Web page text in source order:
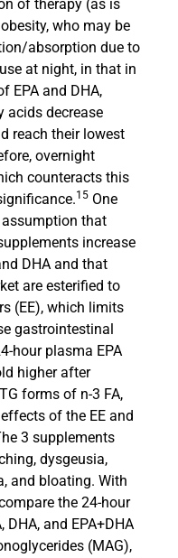
of therapy (as is
who may be
absorption due to
at night, in that in
EPA and DHA,
acids decrease
reach their lowest
overnight
counteracts this
15 One
that
increase
DHA and that
are esterified to
(EE), which limits
gastrointestinal
hour plasma EPA
higher after
forms of n-3 FA,
of the EE and
3 supplements
dysgeusia,
and bloating. With
the 24-hour
and EPA+DHA
(MAG),